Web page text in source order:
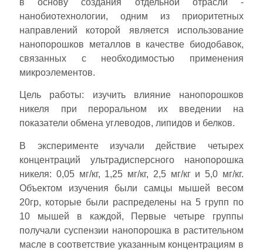
нанобиотехнологии, одним из приоритетных
направлений которой является использование
нанопорошков металлов в качестве биодобавок,
связанных с необходимостью применения
микроэлементов.
Цель работы: изучить влияние нанопорошков
никеля при пероральном их введении на
показатели обмена углеводов, липидов и белков.
В эксперименте изучали действие четырех
концентраций ультрадисперсного нанопорошка
никеля: 0,05 мг/кг, 1,25 мг/кг, 2,5 мг/кг и 5,0 мг/кг.
Объектом изучения были самцы мышей весом
20гр, которые были распределены на 5 групп по
10 мышей в каждой, Первые четыре группы
получали суспензии нанопорошка в растительном
масле в соответствие указанным концентрациям в